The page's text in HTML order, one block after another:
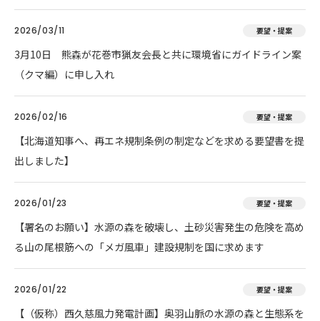
2026/03/11 要望・提案
3月10日 熊森が花巻市猟友会長と共に環境省にガイドライン案
（クマ編）に申し入れ
2026/02/16 要望・提案
【北海道知事へ、再エネ規制条例の制定などを求める要望書を提
出しました】
2026/01/23 要望・提案
【署名のお願い】水源の森を破壊し、土砂災害発生の危険を高め
る山の尾根筋への「メガ風車」建設規制を国に求めます
2026/01/22 要望・提案
【（仮称）西久慈風力発電計画】奥羽山脈の水源の森と生態系を